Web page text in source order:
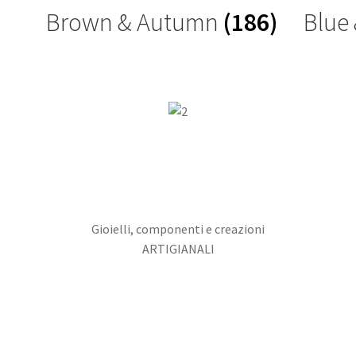
Brown & Autumn (186)
Gioielli, componenti e creazioni
ARTIGIANALI